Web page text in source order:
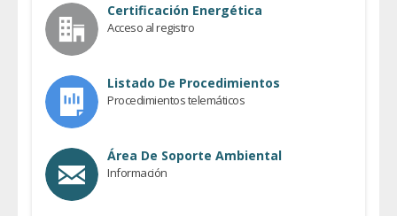
Certificación Energética
Acceso al registro
Listado De Procedimientos
Procedimientos telemáticos
Área De Soporte Ambiental
Información